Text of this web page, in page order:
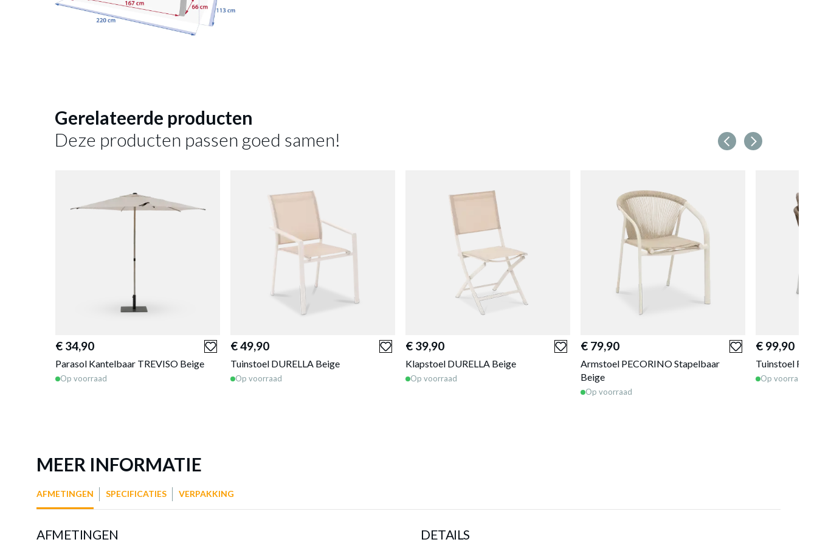
Gerelateerde producten
Deze producten passen goed samen!
€ 34,90
Parasol Kantelbaar TREVISO Beige
Op voorraad
€ 49,90
Tuinstoel DURELLA Beige
Op voorraad
€ 39,90
Klapstoel DURELLA Beige
Op voorraad
€ 79,90
Armstoel PECORINO Stapelbaar
Beige
Op voorraad
€ 99,90
Tuinstoel
Op voorraad
MEER INFORMATIE
AFMETINGEN SPECIFICATIES VERPAKKING
AFMETINGEN DETAILS